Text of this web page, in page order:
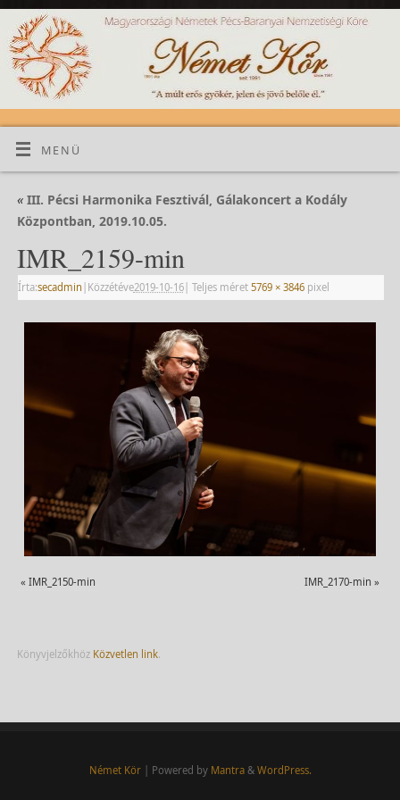
MENÜ
«III. Pécsi Harmonika Fesztivál, Gálakoncert a Kodály
Központban, 2019.10.05.
IMR_2159-min
Írta:secadmin | Közzétéve2019-10-16| Teljes méret 5769 × 3846pixel
« IMR_2150-min IMR_2170-min »
Könyvjelzőkhöz Közvetlen link.
Német Kör| Powered by Mantra& WordPress.